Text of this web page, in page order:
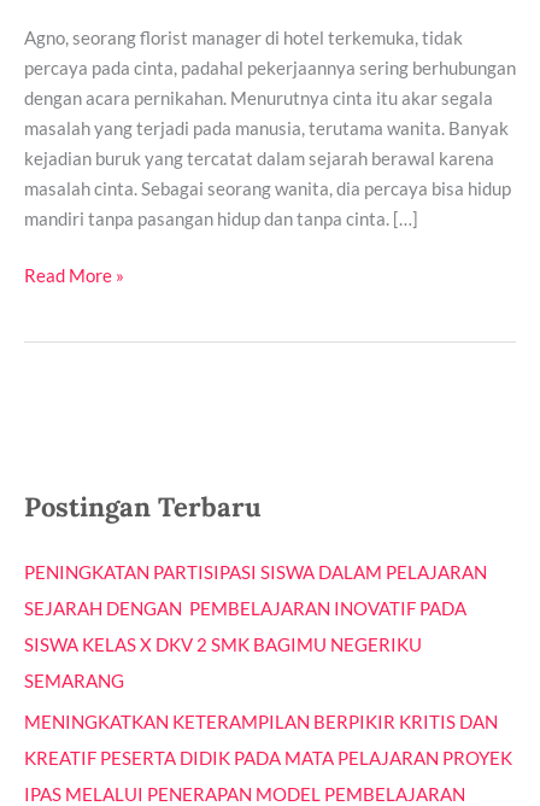
Agno, seorang florist manager di hotel terkemuka, tidak
percaya pada cinta, padahal pekerjaannya sering berhubungan
dengan acara pernikahan. Menurutnya cinta itu akar segala
masalah yang terjadi pada manusia, terutama wanita. Banyak
kejadian buruk yang tercatat dalam sejarah berawal karena
masalah cinta. Sebagai seorang wanita, dia percaya bisa hidup
mandiri tanpa pasangan hidup dan tanpa cinta. […]
Desi
Puspitasari
Read More »
Postingan Terbaru
PENINGKATAN PARTISIPASI SISWA DALAM PELAJARAN
SEJARAH DENGAN PEMBELAJARAN INOVATIF PADA
SISWA KELAS X DKV 2 SMK BAGIMU NEGERIKU
SEMARANG
MENINGKATKAN KETERAMPILAN BERPIKIR KRITIS DAN
KREATIF PESERTA DIDIK PADA MATA PELAJARAN PROYEK
IPAS MELALUI PENERAPAN MODEL PEMBELAJARAN